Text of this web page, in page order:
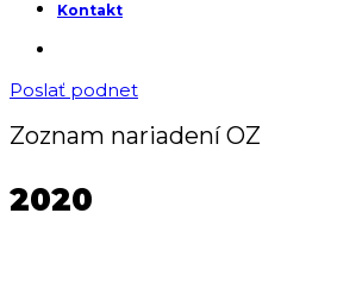
Kontakt
Poslať podnet
Zoznam nariadení OZ
2020